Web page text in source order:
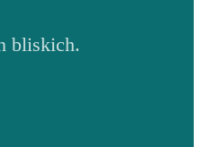
bliskich.